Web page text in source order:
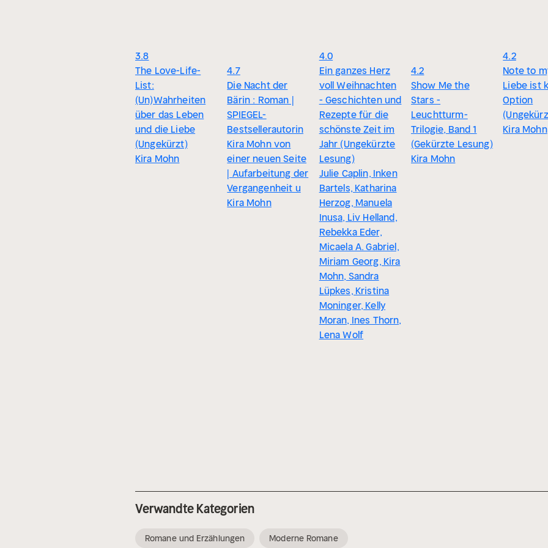
3.8
The Love-Life-
List:
(Un)Wahrheiten
über das Leben
und die Liebe
(Ungekürzt)
Kira Mohn
4.7
Die Nacht der
Bärin : Roman |
SPIEGEL-
Bestsellerautorin
Kira Mohn von
einer neuen Seite
| Aufarbeitung der
Vergangenheit u
Kira Mohn
4.0
Ein ganzes Herz
voll Weihnachten
- Geschichten und
Rezepte für die
schönste Zeit im
Jahr (Ungekürzte
Lesung)
Julie Caplin, Inken
Bartels, Katharina
Herzog, Manuela
Inusa, Liv Helland,
Rebekka Eder,
Micaela A. Gabriel,
Miriam Georg, Kira
Mohn, Sandra
Lüpkes, Kristina
Moninger, Kelly
Moran, Ines Thorn,
Lena Wolf
4.2
Show Me the
Stars -
Leuchtturm-
Trilogie, Band 1
(Gekürzte Lesung)
Kira Mohn
4.2
Note to
Liebe ist
Option
Kira Mohn
Verwandte Kategorien
Romane und Erzählungen Moderne Romane